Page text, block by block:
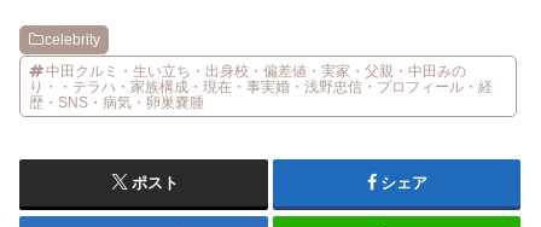
celebrity
中田クルミ・生い立ち・出身校・偏差値・実家・父親・中田みの
り・・テラハ・家族構成・現在・事実婚・浅野忠信・プロフィール・経
歴・SNS・病気・卵巣嚢腫
ポスト シェア